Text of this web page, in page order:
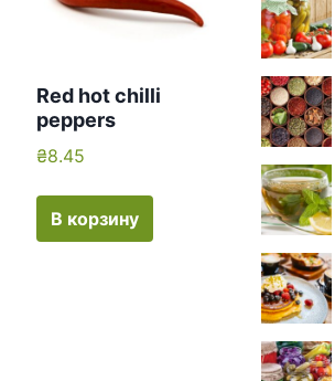
Red hot chilli
peppers
₴8.45
В корзину